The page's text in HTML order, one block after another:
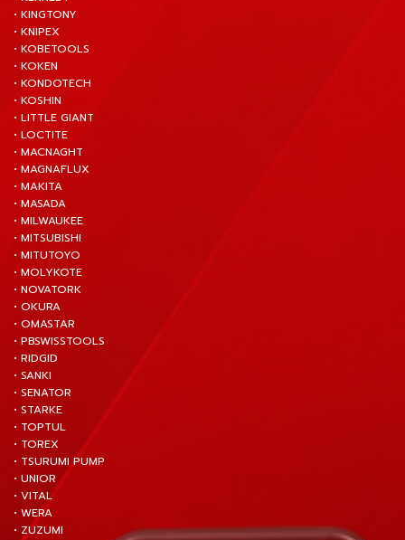
• KINGTONY
• KNIPEX
• KOBETOOLS
• KOKEN
• KONDOTECH
• KOSHIN
• LITTLE GIANT
• LOCTITE
• MACNAGHT
• MAGNAFLUX
• MAKITA
• MASADA
• MILWAUKEE
• MITSUBISHI
• MITUTOYO
• MOLYKOTE
• NOVATORK
• OKURA
• OMASTAR
• PBSWISSTOOLS
• RIDGID
• SANKI
• SENATOR
• STARKE
• TOPTUL
• TOREX
• TSURUMI PUMP
• UNIOR
• VITAL
• WERA
• ZUZUMI